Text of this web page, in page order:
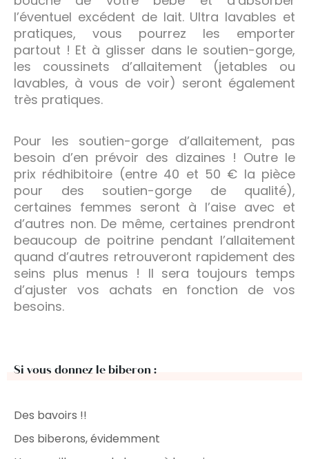
l’éventuel excédent de lait. Ultra lavables et
pratiques, vous pourrez les emporter
partout ! Et à glisser dans le soutien-gorge,
les coussinets d’allaitement (jetables ou
lavables, à vous de voir) seront également
très pratiques.
Pour les soutien-gorge d’allaitement, pas
besoin d’en prévoir des dizaines ! Outre le
prix rédhibitoire (entre 40 et 50 € la pièce
pour des soutien-gorge de qualité),
certaines femmes seront à l’aise avec et
d’autres non. De même, certaines prendront
beaucoup de poitrine pendant l’allaitement
quand d’autres retrouveront rapidement des
seins plus menus ! Il sera toujours temps
d’ajuster vos achats en fonction de vos
besoins.
Si vous donnez le biberon :
Des bavoirs !!
Des biberons, évidemment